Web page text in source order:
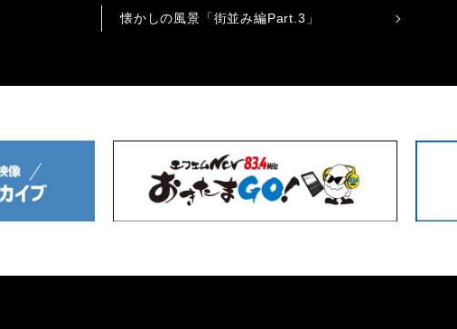
懐かしの風景「街並み編Part.3」